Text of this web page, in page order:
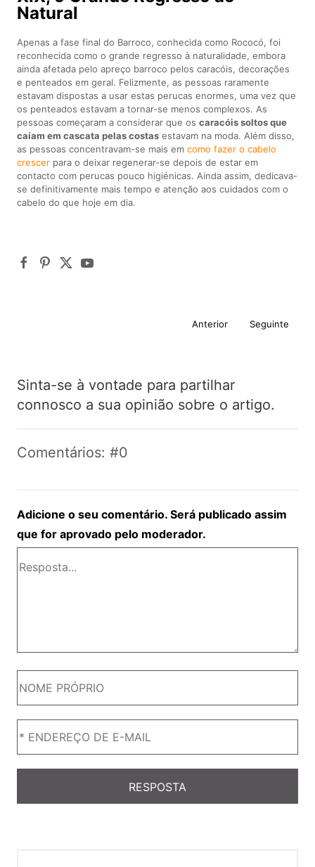
Natural
Apenas a fase final do Barroco, conhecida como Rococó, foi
reconhecida como o grande regresso à naturalidade, embora
ainda afetada pelo apreço barroco pelos caracóis, decorações
e penteados em geral. Felizmente, as pessoas raramente
estavam dispostas a usar estas perucas enormes, uma vez que
os penteados estavam a tornar-se menos complexos. As
pessoas começaram a considerar que oscaracóis soltos que
caíam em cascata pelas costas estavam na moda. Além disso,
as pessoas concentravam-se mais emcomo fazer o cabelo
crescer para o deixar regenerar-se depois de estar em
contacto com perucas pouco higiénicas. Ainda assim, dedicava-
se definitivamente mais tempo e atenção aos cuidados com o
cabelo do que hoje em dia.
Anterior Seguinte
Sinta-se à vontade para partilhar
connosco a sua opinião sobre o artigo.
Comentários: #0
Adicione o seu comentário. Será publicado assim
que for aprovado pelo moderador.